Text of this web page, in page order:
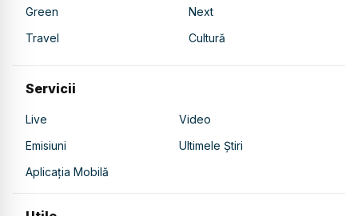
Green
Next
Travel
Cultură
Servicii
Live
Video
Emisiuni
Ultimele Știri
Aplicația Mobilă